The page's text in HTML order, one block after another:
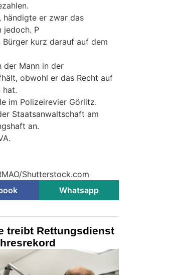
händigte er zwar das
jedoch. P
kurz darauf auf dem
der Mann in der
obwohl er das Recht auf
hat.
im Polizeirevier Görlitz.
Staatsanwaltschaft am
an.
Shutterstock.com
Whatsapp
treibt Rettungsdienst